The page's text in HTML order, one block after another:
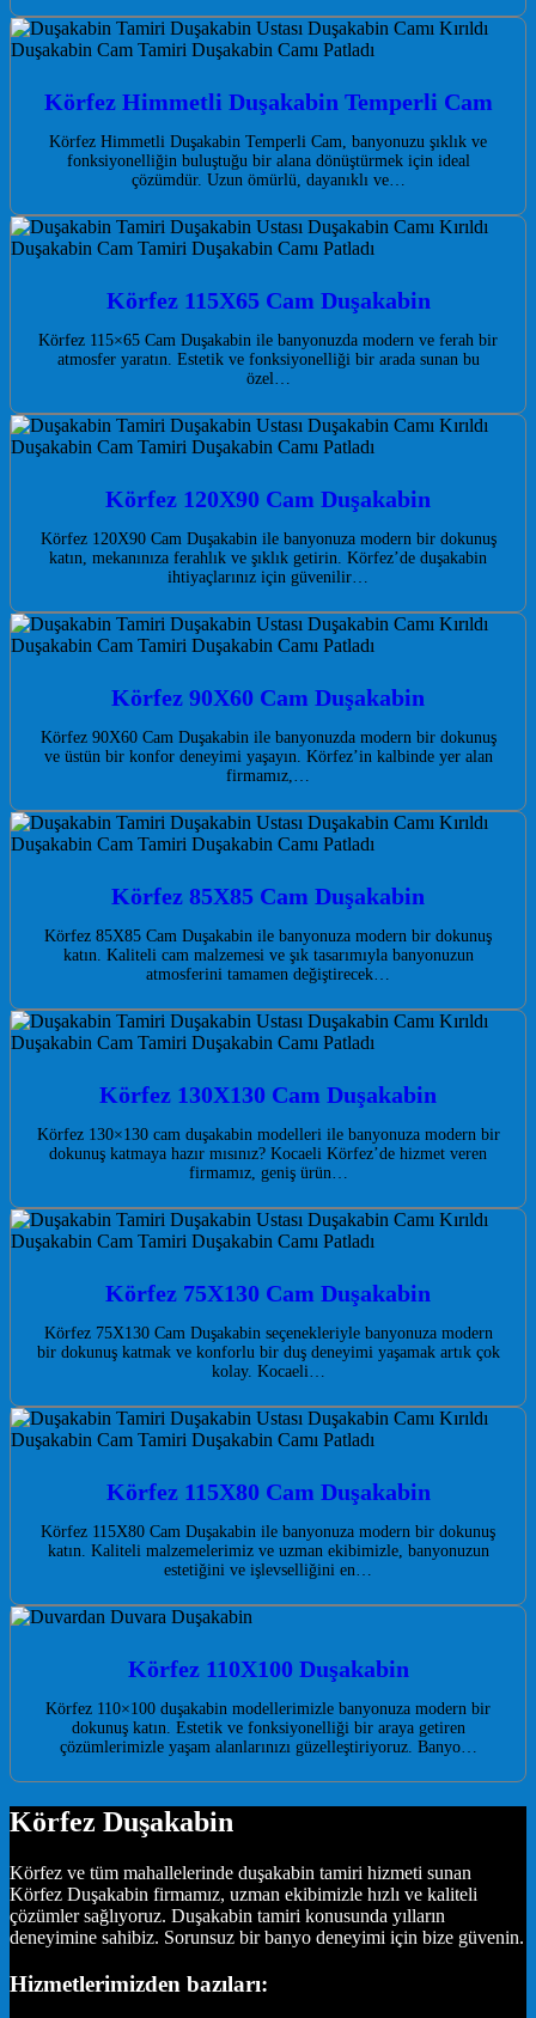
Körfez Himmetli Duşakabin Temperli Cam
Körfez Himmetli Duşakabin Temperli Cam, banyonuzu şıklık ve
fonksiyonelliğin buluştuğu bir alana dönüştürmek için ideal
çözümdür. Uzun ömürlü, dayanıklı ve…
Körfez 115X65 Cam Duşakabin
Körfez 115×65 Cam Duşakabin ile banyonuzda modern ve ferah bir
atmosfer yaratın. Estetik ve fonksiyonelliği bir arada sunan bu
özel…
Körfez 120X90 Cam Duşakabin
Körfez 120X90 Cam Duşakabin ile banyonuza modern bir dokunuş
katın, mekanınıza ferahlık ve şıklık getirin. Körfez’de duşakabin
ihtiyaçlarınız için güvenilir…
Körfez 90X60 Cam Duşakabin
Körfez 90X60 Cam Duşakabin ile banyonuzda modern bir dokunuş
ve üstün bir konfor deneyimi yaşayın. Körfez’in kalbinde yer alan
firmamız,…
Körfez 85X85 Cam Duşakabin
Körfez 85X85 Cam Duşakabin ile banyonuza modern bir dokunuş
katın. Kaliteli cam malzemesi ve şık tasarımıyla banyonuzun
atmosferini tamamen değiştirecek…
Körfez 130X130 Cam Duşakabin
Körfez 130×130 cam duşakabin modelleri ile banyonuza modern bir
dokunuş katmaya hazır mısınız? Kocaeli Körfez’de hizmet veren
firmamız, geniş ürün…
Körfez 75X130 Cam Duşakabin
Körfez 75X130 Cam Duşakabin seçenekleriyle banyonuza modern
bir dokunuş katmak ve konforlu bir duş deneyimi yaşamak artık çok
kolay. Kocaeli…
Körfez 115X80 Cam Duşakabin
Körfez 115X80 Cam Duşakabin ile banyonuza modern bir dokunuş
katın. Kaliteli malzemelerimiz ve uzman ekibimizle, banyonuzun
estetiğini ve işlevselliğini en…
Körfez 110X100 Duşakabin
Körfez 110×100 duşakabin modellerimizle banyonuza modern bir
dokunuş katın. Estetik ve fonksiyonelliği bir araya getiren
çözümlerimizle yaşam alanlarınızı güzelleştiriyoruz. Banyo…
Körfez Duşakabin
Körfez ve tüm mahallelerinde duşakabin tamiri hizmeti sunan
Körfez Duşakabin firmamız, uzman ekibimizle hızlı ve kaliteli
çözümler sağlıyoruz. Duşakabin tamiri konusunda yılların
deneyimine sahibiz. Sorunsuz bir banyo deneyimi için bize güvenin.
Hizmetlerimizden bazıları: